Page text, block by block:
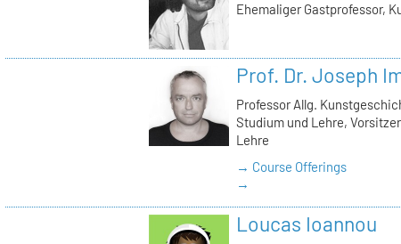
Ehemaliger Gastprofessor,
Prof. Dr. Joseph
Professor Allg.
Studium und Lehre,
Lehre
→ Course Offerings
→
Loucas Ioannou